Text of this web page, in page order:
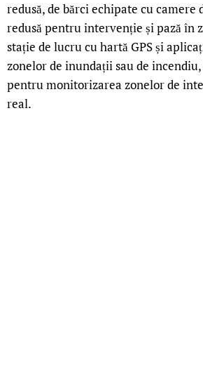
redusă, de bărci echipate cu
redusă pentru intervenție și pază în
stație de lucru cu hartă GPS și
zonelor de inundații sau de
pentru monitorizarea zonelor de
real.